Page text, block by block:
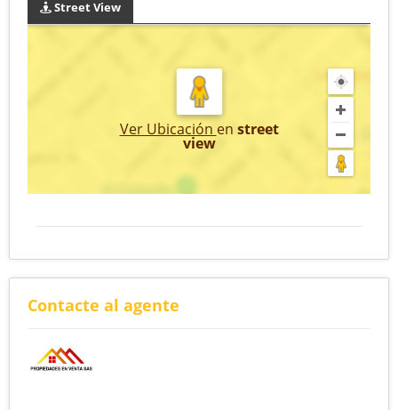
Street View
Ver Ubicación en street
view
Contacte al agente